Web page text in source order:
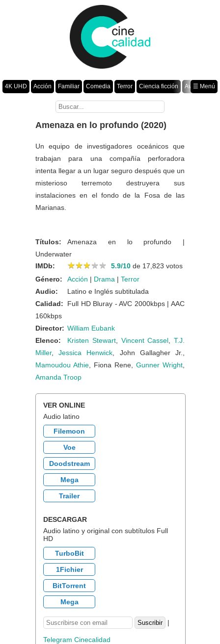
4K UHD Acción Familiar Comedia Terror Ciencia ficción
Aventura
Romance Fantasía Drama Animación Crimen
☰ Menú
Amenaza en lo profundo (2020)
Un equipo de investigadores oceánicos que
trabajan para una compañía perforadora
intenta llegar a un lugar seguro después que un
misterioso terremoto destruyera sus
instalaciones en el fondo de la Fosa de las
Marianas.
Títulos:
Amenaza en lo profundo |
Underwater
IMDb:
★★★★★
★★★★★ 5.9/10 de 17,823 votos
Género:
Acción | Drama | Terror
Audio:
Latino e Inglés subtitulada
Calidad:
Full HD Bluray - AVC 2000kbps | AAC
160kbps
Director: William Eubank
Elenco:
Kristen Stewart, Vincent Cassel
T.J.
Miller,Jessica Henwick , John Gallagher Jr.,
Mamoudou Athie , Fiona Rene, Gunner Wright
Amanda Troop
VER ONLINE
Audio latino
Filemoon
Voe
Doodstream
Mega
Trailer
DESCARGAR
Audio latino y original con subtítulos Full
HD
TurboBit
1Fichier
BitTorrent
Mega
|
Telegram Cinecalidad